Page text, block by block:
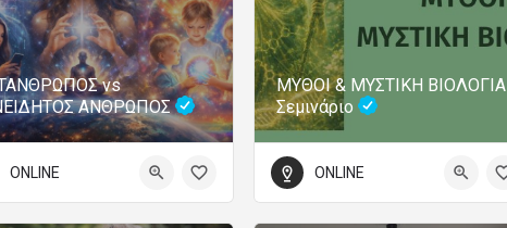
vs
ΑΝΘΡΩΠΟΣ
ONLINE
ΜΥΘΟΙ & ΜΥΣΤΙΚΗ ΒΙΟΛΟΓΙΑ
Σεμινάριο
ONLINE